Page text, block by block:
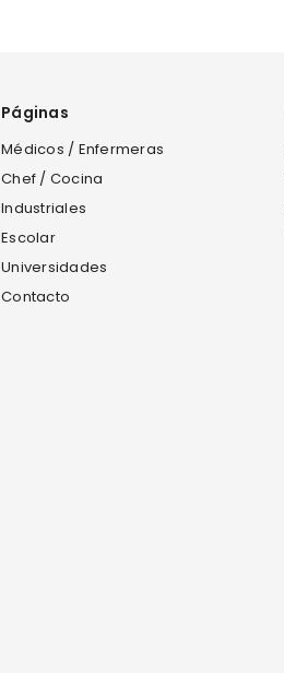
Páginas
Médicos / Enfermeras
Chef / Cocina
Industriales
Escolar
Universidades
Contacto